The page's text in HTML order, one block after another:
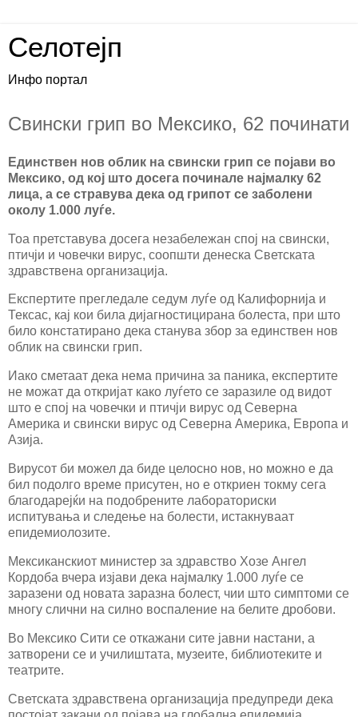
Селотејп
Инфо портал
Свински грип во Мексико, 62 починати
Единствен нов облик на свински грип се појави во
Мексико, од кој што досега починале најмалку 62
лица, а се стравува дека од грипот се заболени
околу 1.000 луѓе.
Тоа претставува досега незабележан спoј на свински,
птичји и човечки вирус, соопшти денеска Светската
здравствена организација.
Експертите прегледале седум луѓе од Калифорнија и
Тексас, кај кои била дијагностицирана болеста, при што
било констатирано дека станува збор за единствен нов
облик на свински грип.
Иако сметаат дека нема причина за паника, експертите
не можат да откријат како луѓето се заразиле од видот
што е спој на човечки и птичји вирус од Северна
Америка и свински вирус од Северна Америка, Европа и
Азија.
Вирусот би можел да биде целосно нов, но можно е да
бил подолго време присутен, но е откриен токму сега
благодарејќи на подобрените лабораториски
испитувања и следење на болести, истакнуваат
епидемиолозите.
Мексиканскиот министер за здравство Хозе Ангел
Кордоба вчера изјави дека најмалку 1.000 луѓе се
заразени од новата заразна болест, чии што симптоми се
многу слични на силно воспаление на белите дробови.
Во Мексико Сити се откажани сите јавни настани, а
затворени се и училиштата, музеите, библиотеките и
театрите.
Светската здравствена организација предупреди дека